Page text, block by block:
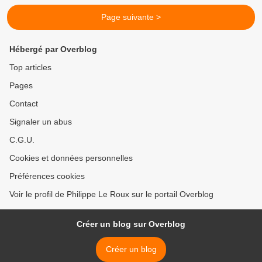
Page suivante >
Hébergé par Overblog
Top articles
Pages
Contact
Signaler un abus
C.G.U.
Cookies et données personnelles
Préférences cookies
Voir le profil de Philippe Le Roux sur le portail Overblog
Créer un blog sur Overblog
Créer un blog